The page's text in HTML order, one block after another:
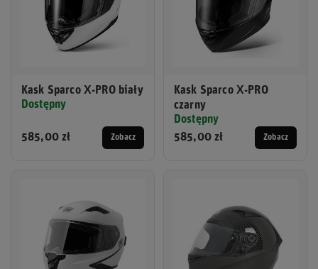
Kask Sparco X-PRO biały
Dostępny
585,00 zł Zobacz
Kask Sparco X-PRO
czarny
Dostępny
585,00 zł
Zobacz